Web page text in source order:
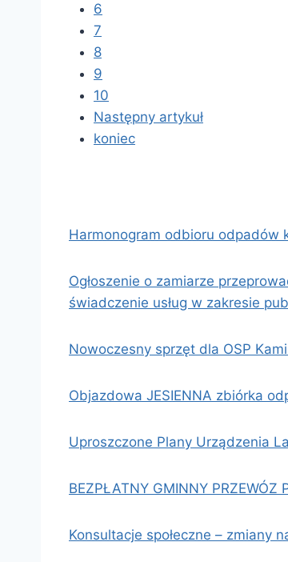
6
7
8
9
10
Następny artykuł
koniec
Harmonogram odbioru odpadów
Ogłoszenie o zamiarze
świadczenie usług w zakresie
Nowoczesny sprzęt dla OSP
Objazdowa JESIENNA zbiórka
Uproszczone Plany Urządzenia
BEZPŁATNY GMINNY PRZEWÓZ
Konsultacje społeczne – zmiany